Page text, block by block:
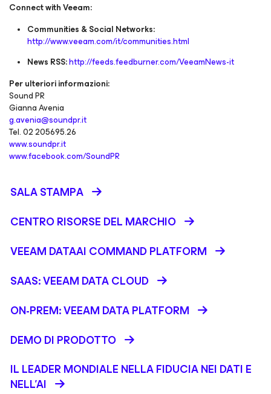
Connect with Veeam:
Communities & Social Networks:
http://www.veeam.com/it/communities.html
News RSS:http://feeds.feedburner.com/VeeamNews-it
Per ulteriori informazioni:
Sound PR
Gianna Avenia
g.avenia@soundpr.it
Tel. 02 205695.26
www.soundpr.it
www.facebook.com/SoundPR
SALA STAMPA
CENTRO RISORSE DEL MARCHIO
VEEAM DATAAI COMMAND PLATFORM
SAAS: VEEAM DATA CLOUD
ON-PREM: VEEAM DATA PLATFORM
DEMO DI PRODOTTO
IL LEADER MONDIALE NELLA FIDUCIA NEI DATI E
NELL’AI